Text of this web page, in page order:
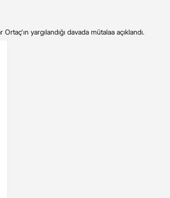
yargılandığı davada mütalaa açıklandı.